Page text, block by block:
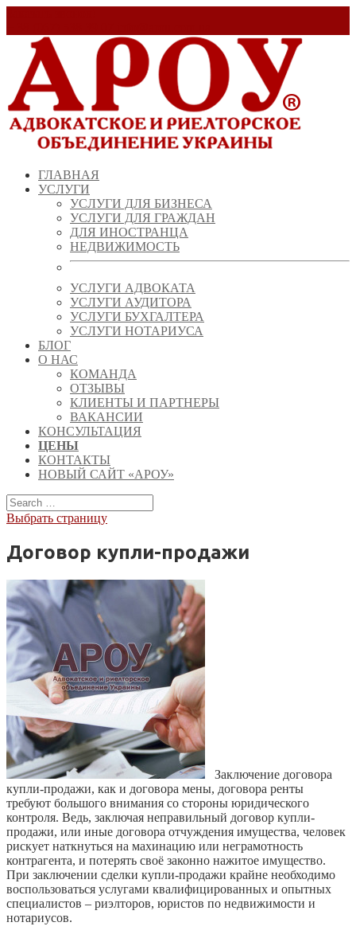
ГЛАВНАЯ
УСЛУГИ
УСЛУГИ ДЛЯ БИЗНЕСА
УСЛУГИ ДЛЯ ГРАЖДАН
ДЛЯ ИНОСТРАНЦА
НЕДВИЖИМОСТЬ
УСЛУГИ АДВОКАТА
УСЛУГИ АУДИТОРА
УСЛУГИ БУХГАЛТЕРА
УСЛУГИ НОТАРИУСА
БЛОГ
О НАС
КОМАНДА
ОТЗЫВЫ
КЛИЕНТЫ И ПАРТНЕРЫ
ВАКАНСИИ
КОНСУЛЬТАЦИЯ
ЦЕНЫ
КОНТАКТЫ
НОВЫЙ САЙТ «АРОУ»
Выбрать страницу
Договор купли-продажи
Заключение договора
купли-продажи, как и договора мены, договора ренты
требуют большого внимания со стороны юридического
контроля. Ведь, заключая неправильный договор купли-
продажи, или иные договора отчуждения имущества, человек
рискует наткнуться на махинацию или неграмотность
контрагента, и потерять своё законно нажитое имущество.
При заключении сделки купли-продажи крайне необходимо
воспользоваться услугами квалифицированных и опытных
специалистов – риэлторов, юристов по недвижимости и
нотариусов.